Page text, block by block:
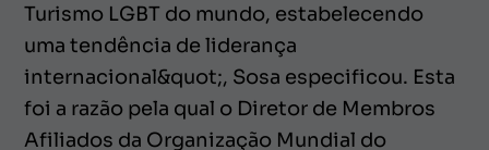
Turismo LGBT do mundo, estabelecendo
uma tendência de liderança
internacional&quot;, Sosa especificou. Esta
foi a razão pela qual o Diretor de Membros
Afiliados da Organização Mundial do